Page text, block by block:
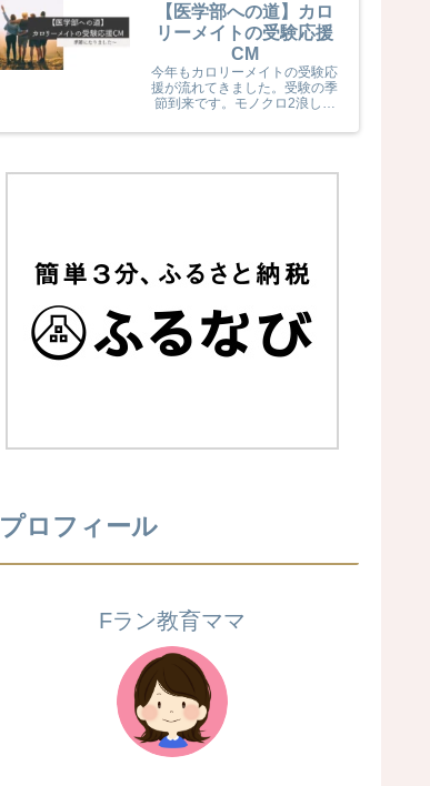
【医学部への道】カロ
リーメイトの受験応援
CM
今年もカロリーメイトの受験応
援が流れてきました。受験の季
節到来です。モノクロ2浪した
カロリーメイトの受験応援を見
プロフィール
Fラン教育ママ